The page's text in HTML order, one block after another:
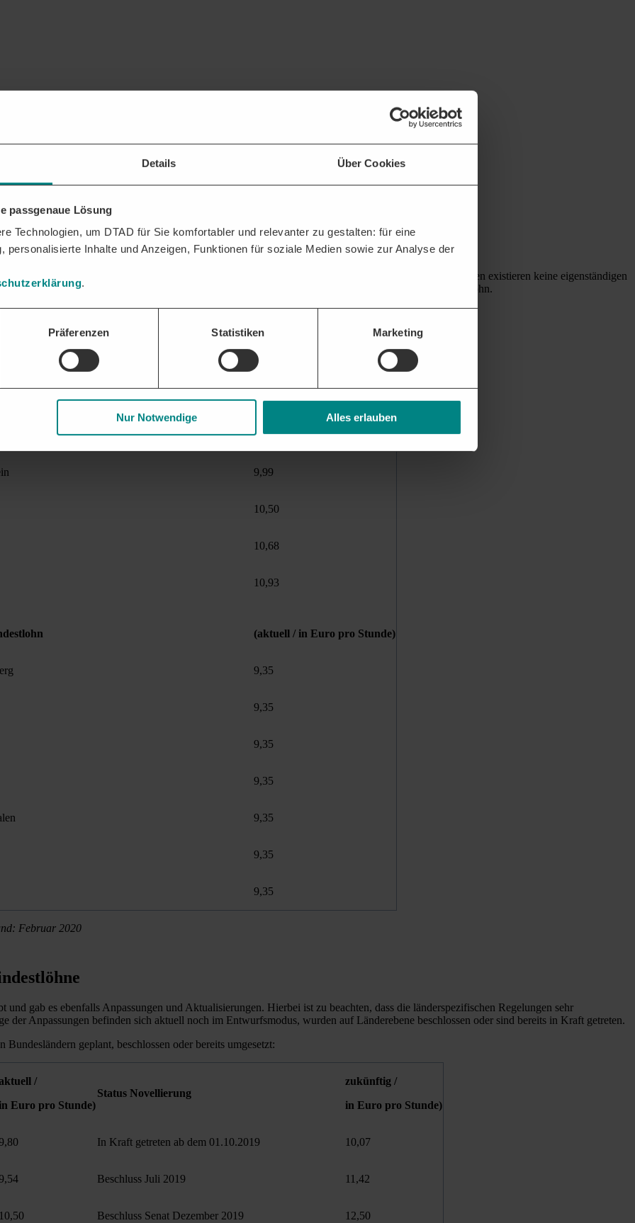
Details Über Cookies
passgenaue Lösung
Technologien, um DTAD für Sie komfortabler und relevanter zu gestalten: für eine
personalisierte Inhalte und Anzeigen, Funktionen für soziale Medien sowie zur Analyse der
.
Präferenzen Statistiken Marketing
Nur Notwendige Alles erlauben
Mindestlohn in Höhe von 9,54 Euro bzw. 9,80 Euro pro Stunde ein. In Bayern und Sachsen existieren keine eigenständigen
der landesspezifischen Tariftreue und Vergabe, das Bundesland besitzt jedoch keinen Mindestlohn.
Mindestlöhne über dem gesetzlichen Mindestlohn?
Mindestlöhne über dem gesetzlichen Mindestlohn (aktuell / in Euro pro Stunde)
9,54
9,80
9,99
10,50
10,68
10,93
(aktuell / in Euro pro Stunde)
9,35
9,35
9,35
9,35
9,35
9,35
9,35
Februar 2020
gab es ebenfalls Anpassungen und Aktualisierungen. Hierbei ist zu beachten, dass die länderspezifischen Regelungen sehr
der Anpassungen befinden sich aktuell noch im Entwurfsmodus, wurden auf Länderebene beschlossen oder sind bereits in Kraft getreten.
geplant, beschlossen oder bereits umgesetzt:
/
in Euro pro Stunde)
Status Novellierung
zukünftig /
in Euro pro Stunde)
In Kraft getreten ab dem 01.10.2019 10,07
Beschluss Juli 2019 11,42
10,50 Beschluss Senat Dezember 2019 12,50